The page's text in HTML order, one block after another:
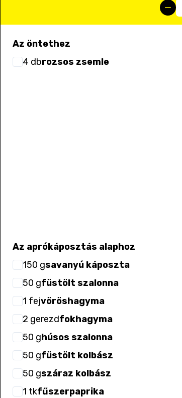
Az öntethez
4 dbrozsos zsemle
Az aprókáposztás alaphoz
150 gsavanyú káposzta
50 gfüstölt szalonna
1 fejvöröshagyma
2 gerezdfokhagyma
50 ghúsos szalonna
50 gfüstölt kolbász
50 gszáraz kolbász
1 tkfűszerpaprika